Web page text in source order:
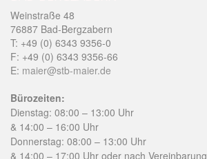
Weinstraße 48
76887 Bad-Bergzabern
T: +49 (0) 6343 9356-0
F: +49 (0) 6343 9356-66
E: maier@stb-maier.de
Bürozeiten:
Dienstag: 08:00 – 13:00 Uhr
& 14:00 – 16:00 Uhr
Donnerstag: 08:00 – 13:00 Uhr
& 14:00 – 17:00 Uhr oder nach Vereinbarung